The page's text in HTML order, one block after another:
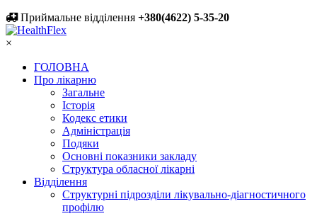
Приймальне відділення +380(4622) 5-35-20
×
ГОЛОВНА
Про лікарню
Загальне
Історія
Кодекс етики
Адміністрація
Подяки
Основні показники закладу
Структура обласної лікарні
Відділення
Структурні підрозділи лікувально-діагностичного
профілю